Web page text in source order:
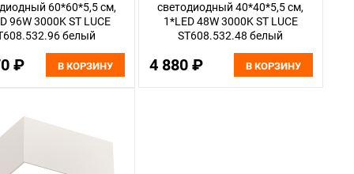
60*60*5,5 см,
96W 3000K ST LUCE
белый
₽ В КОРЗИНУ
светодиодный 40*40*5,5 см,
1*LED 48W 3000K ST LUCE
ST608.532.48 белый
4 880 ₽ В КОРЗИНУ